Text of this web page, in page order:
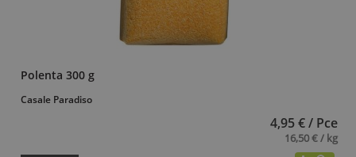
Polenta 300 g
Casale Paradiso
4,95 € / Pce
16,50 € / kg